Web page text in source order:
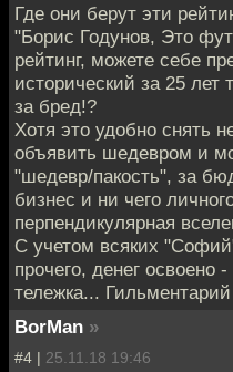
Где они берут эти
"Борис Годунов, Это
рейтинг, можете себе
исторический за 25 лет
за бред!?
Хотя это удобно снять
объявить шедевром и
"шедевр/пакость", за
бизнес и ни чего
перпендикулярная
С учетом всяких
прочего, денег освоено
тележка... Гильментарий
BorMan »
#4 | 25.11.18 19:46